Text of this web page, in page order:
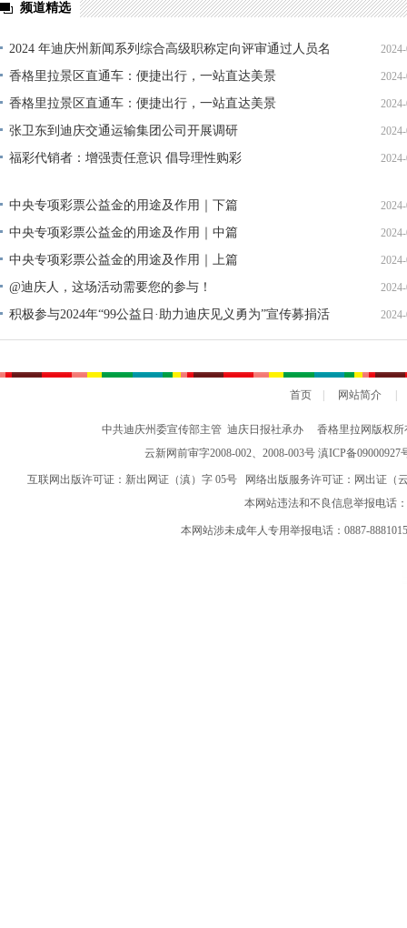
频道精选
2024 年迪庆州新闻系列综合高级职称定向评审通过人员名
单公示
香格里拉景区直通车：便捷出行，一站直达美景
香格里拉景区直通车：便捷出行，一站直达美景
张卫东到迪庆交通运输集团公司开展调研
福彩代销者：增强责任意识 倡导理性购彩
中央专项彩票公益金的用途及作用｜下篇
中央专项彩票公益金的用途及作用｜中篇
中央专项彩票公益金的用途及作用｜上篇
@迪庆人，这场活动需要您的参与！
积极参与2024年“99公益日·助力迪庆见义勇为”宣传募捐活
动倡议书